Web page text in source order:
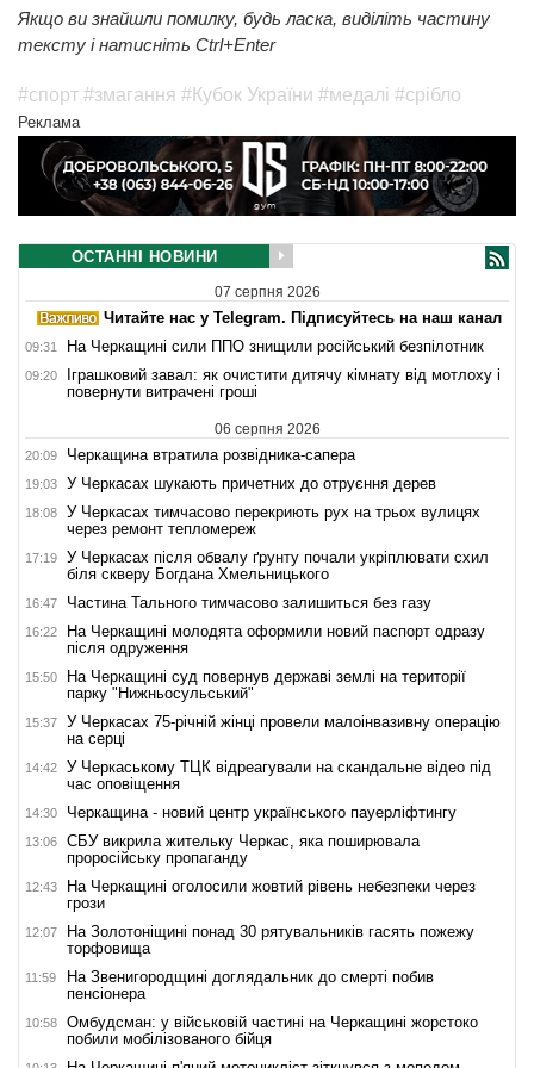
Якщо ви знайшли помилку, будь ласка, виділіть частину
тексту і натисніть Ctrl+Enter
#спорт #змагання #Кубок України #медалі #срібло
Реклама
ОСТАННІ НОВИНИ
07 серпня 2026
Читайте нас у Telegram. Підписуйтесь на наш канал
09:31 На Черкащині сили ППО знищили російський безпілотник
09:20
Іграшковий завал: як очистити дитячу кімнату від мотлоху і
повернути витрачені гроші
06 серпня 2026
20:09 Черкащина втратила розвідника-сапера
19:03 У Черкасах шукають причетних до отруєння дерев
18:08
У Черкасах тимчасово перекриють рух на трьох вулицях
через ремонт тепломереж
17:19
У Черкасах після обвалу ґрунту почали укріплювати схил
біля скверу Богдана Хмельницького
16:47 Частина Тального тимчасово залишиться без газу
16:22
На Черкащині молодята оформили новий паспорт одразу
після одруження
15:50
На Черкащині суд повернув державі землі на території
парку "Нижньосульський"
15:37
У Черкасах 75-річній жінці провели малоінвазивну операцію
на серці
14:42
У Черкаському ТЦК відреагували на скандальне відео під
час оповіщення
14:30 Черкащина - новий центр українського пауерліфтингу
13:06
СБУ викрила жительку Черкас, яка поширювала
проросійську пропаганду
12:43
На Черкащині оголосили жовтий рівень небезпеки через
грози
12:07
На Золотоніщині понад 30 рятувальників гасять пожежу
торфовища
11:59
На Звенигородщині доглядальник до смерті побив
пенсіонера
10:58
Омбудсман: у військовій частині на Черкащині жорстоко
побили мобілізованого бійця